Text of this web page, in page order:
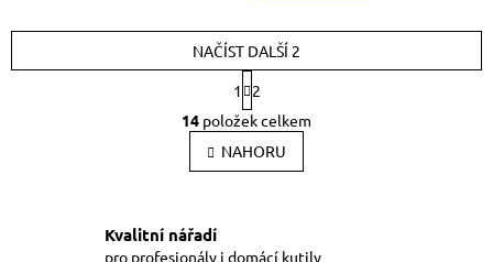
O
v
l
á
í
NAČÍST DALŠÍ 2
S
t
r
á
n
k
1
2
14 položek celkem
NAHORU
Kvalitní nářadí
pro profesionály i domácí kutily